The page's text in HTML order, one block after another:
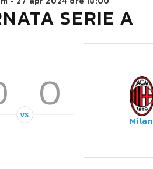
SERIE A
0
VS Milan